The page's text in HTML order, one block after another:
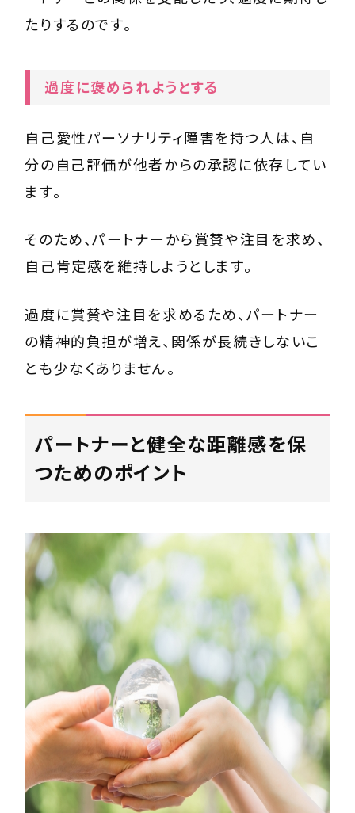
たりするのです。
過度に褒められようとする
自己愛性パーソナリティ障害を持つ人は、自
分の自己評価が他者からの承認に依存してい
ます。
そのため、パートナーから賞賛や注目を求め、
自己肯定感を維持しようとします。
過度に賞賛や注目を求めるため、パートナー
の精神的負担が増え、関係が長続きしないこ
とも少なくありません。
パートナーと健全な距離感を保
つためのポイント